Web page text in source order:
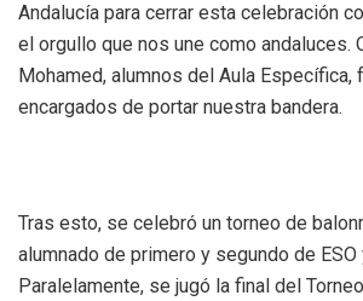
Andalucía para cerrar esta celebración
el orgullo que nos une como andaluces.
Mohamed, alumnos del Aula Específica,
encargados de portar nuestra bandera.
Tras esto, se celebró un torneo de
alumnado de primero y segundo de
Paralelamente, se jugó la final del